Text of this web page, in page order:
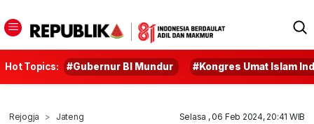
Hot Topics: #Gubernur BI Mundur #Kongres Umat Islam
Rejogja Jateng Selasa , 06 Feb 2024, 20:41 WIB